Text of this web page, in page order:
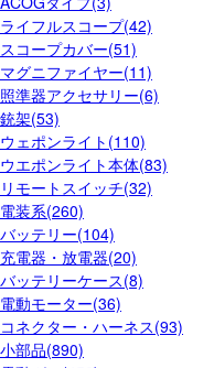
ライフルスコープ(42)
スコープカバー(51)
マグニファイヤー(11)
照準器アクセサリー(6)
銃架(53)
ウェポンライト(110)
ウエポンライト本体(83)
リモートスイッチ(32)
電装系(260)
バッテリー(104)
充電器・放電器(20)
バッテリーケース(8)
電動モーター(36)
コネクター・ハーネス(93)
小部品(890)